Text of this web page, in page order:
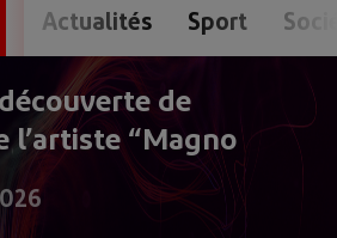
Actualités Sport
de
l’artiste “Magno”